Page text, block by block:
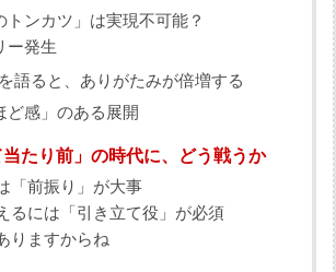
トンカツ」は実現不可能？
ー発生
語ると、ありがたみが倍増する
ど感」のある展開
当たり前」の時代に、どう戦うか
「前振り」が大事
るには「引き立て役」が必須
りますからね